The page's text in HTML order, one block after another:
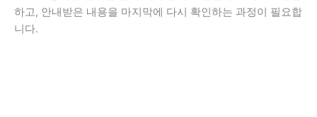
하고, 안내받은 내용을 마지막에 다시 확인하는 과정이 필요합
니다.